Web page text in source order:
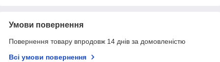
Умови повернення
Повернення товару впродовж 14 днів за домовленістю
Всі умови повернення